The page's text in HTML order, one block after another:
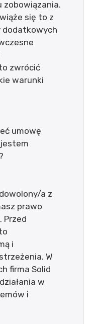
zobowiązania.
się to z
dodatkowych
zwrócić
warunki
umowę
a z
prawo
Przed
i
W
firma Solid
w
i